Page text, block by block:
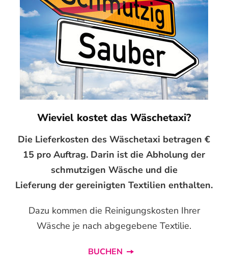
Wieviel kostet das Wäschetaxi?
Die Lieferkosten des Wäschetaxi betragen €
15 pro Auftrag. Darin ist die Abholung der
schmutzigen Wäsche und die
Lieferung der gereinigten Textilien enthalten.
Dazu kommen die Reinigungskosten Ihrer
Wäsche je nach abgegebene Textilie.
BUCHEN